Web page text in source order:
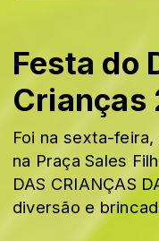
Festa do
Crianças
Foi na sexta-feira,
na Praça Sales
DAS CRIANÇAS
diversão e